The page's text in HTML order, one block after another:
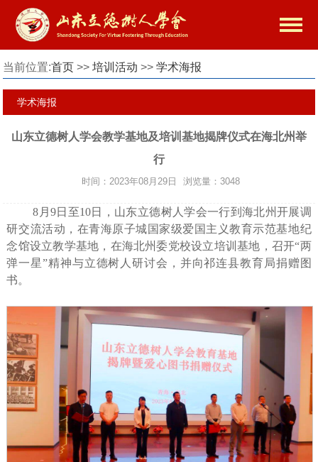
当前位置:首页 >>培训活动 >>学术海报
学术海报
山东立德树人学会教学基地及培训基地揭牌仪式在海北州举
行
时间：2023年08月29日 浏览量：3048
8月9日至10日，山东立德树人学会一行到海北州开展调
研交流活动，在青海原子城国家级爱国主义教育示范基地纪
念馆设立教学基地，在海北州委党校设立培训基地，召开“两
弹一星”精神与立德树人研讨会，并向祁连县教育局捐赠图
书。